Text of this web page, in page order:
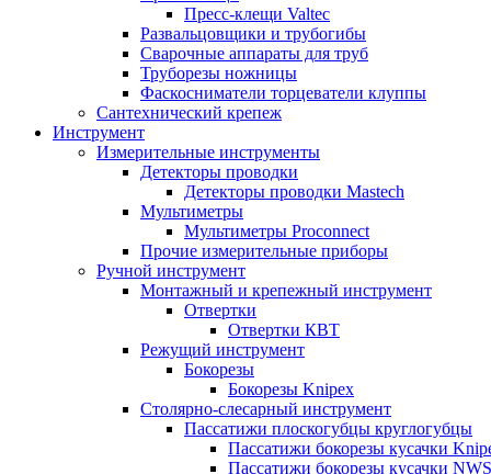
Пресс-клещи Valtec
Развальцовщики и трубогибы
Сварочные аппараты для труб
Труборезы ножницы
Фаскосниматели торцеватели клуппы
Сантехнический крепеж
Инструмент
Измерительные инструменты
Детекторы проводки
Детекторы проводки Mastech
Мультиметры
Мультиметры Proconnect
Прочие измерительные приборы
Ручной инструмент
Монтажный и крепежный инструмент
Отвертки
Отвертки КВТ
Режущий инструмент
Бокорезы
Бокорезы Knipex
Столярно-слесарный инструмент
Пассатижи плоскогубцы круглогубцы
Пассатижи бокорезы кусачки
Пассатижи бокорезы кусачки NWS